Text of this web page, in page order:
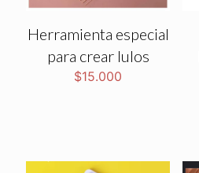
Herramienta especial
para crear lulos
$15.000